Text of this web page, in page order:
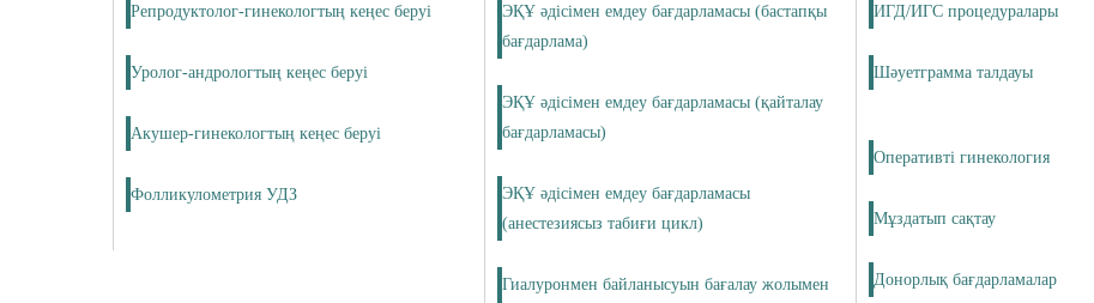
Репродуктолог-гинекологтың кеңес беруі
Уролог-андрологтың кеңес беруі
Акушер-гинекологтың кеңес беруі
Фолликулометрия УДЗ
ЭҚҰ әдісімен емдеу бағдарламасы (бастапқы
бағдарлама)
ЭҚҰ әдісімен емдеу бағдарламасы (қайталау
бағдарламасы)
ЭҚҰ әдісімен емдеу бағдарламасы
(анестезиясыз табиғи цикл)
Гиалуронмен байланысуын бағалау жолымен
ИГД/ИГС процедуралары
Шәуетграмма талдауы
Оперативті гинекология
Мұздатып сақтау
Донорлық бағдарламалар